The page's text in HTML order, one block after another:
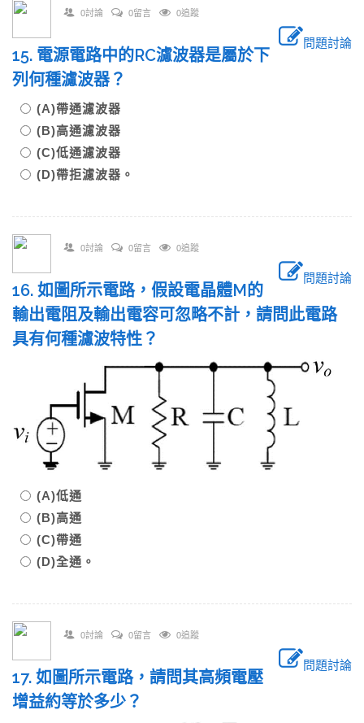
0討論 0留言 0追蹤
問題討論
15. 電源電路中的RC濾波器是屬於下
列何種濾波器？
(A)帶通濾波器
(B)高通濾波器
(C)低通濾波器
(D)帶拒濾波器。
0討論 0留言 0追蹤
問題討論
16. 如圖所示電路，假設電晶體M的
輸出電阻及輸出電容可忽略不計，請問此電路
具有何種濾波特性？
(A)低通
(B)高通
(C)帶通
(D)全通。
0討論 0留言 0追蹤
問題討論
17. 如圖所示電路，請問其高頻電壓
增益約等於多少？